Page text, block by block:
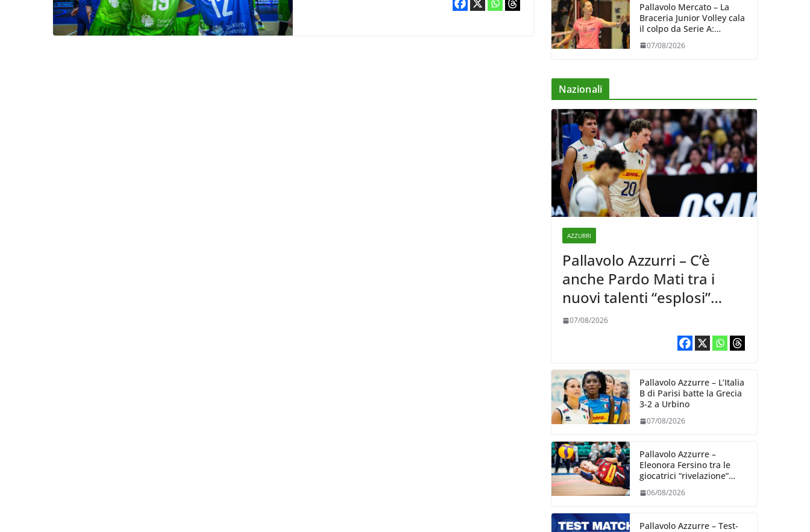
Pallavolo Mercato – La
Braceria Junior Volley cala
il colpo da Serie A:
Barbara Varaldo è il nuovo
riferimento dell’attacco
07/08/2026
Nazionali
AZZURRI
Pallavolo Azzurri – C’è
anche Pardo Mati tra i
nuovi talenti “esplosi”
nella VNL 2026 per
07/08/2026
Pallavolo Azzurre – L’Italia
B di Parisi batte la Grecia
3-2 a Urbino
07/08/2026
Pallavolo Azzurre –
Eleonora Fersino tra le
giocatrici “rivelazione”
Volleyball World
06/08/2026
Pallavolo Azzurre – Test-